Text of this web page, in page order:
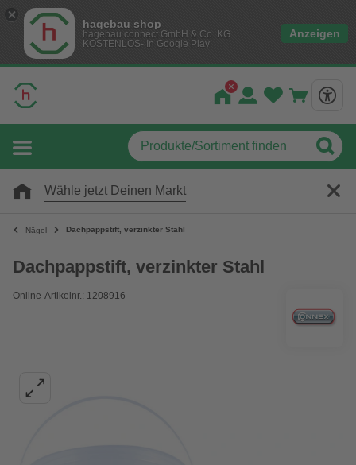
hagebau shop
hagebau connect GmbH & Co. KG
KOSTENLOS- In Google Play
Anzeigen
Wähle jetzt Deinen Markt
Nägel Dachpappstift, verzinkter Stahl
Dachpappstift, verzinkter Stahl
Online-Artikelnr.: 1208916